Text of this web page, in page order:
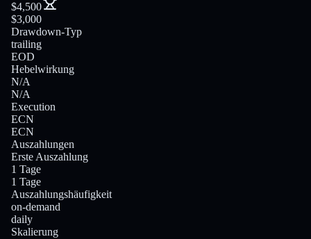
$4,500
$3,000
Drawdown-Typ
trailing
EOD
Hebelwirkung
N/A
N/A
Execution
ECN
ECN
Auszahlungen
Erste Auszahlung
1 Tage
1 Tage
Auszahlungshäufigkeit
on-demand
daily
Skalierung